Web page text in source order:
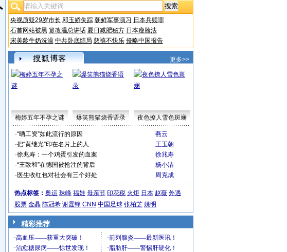
央视质疑29岁市长 邓玉娇失踪 朝鲜军事演习 日本兵赎罪
石首网站被黑 篡改温总讲话 夏日减肥秘方 日本瘦脸法
宋美龄牛奶洗澡 中共卧底结局 慈禧不快乐 侵略中国报告
更多>>
梅婷五年不孕之谜 爆笑熊猫烧香语录 夜色撩人雪色斑斓
·“晒工资”如此流行的原因
燕云
·把“黄继光”印在名片上的人
王玉朝
·徐兆寿：一个鸡蛋引发的血案
徐兆寿
·“王致和”在德国被抢注的背后
杨小洁
· 医生收红包对社会有三个好处 周克成
热点标签： 奥运 珠峰 福娃 母亲节 印花税 火炬 日本 赵薇 外遇
股票 金晶 陈冠希 谢霆锋 CNN 中国足球 张柏芝 姚明
精彩推荐